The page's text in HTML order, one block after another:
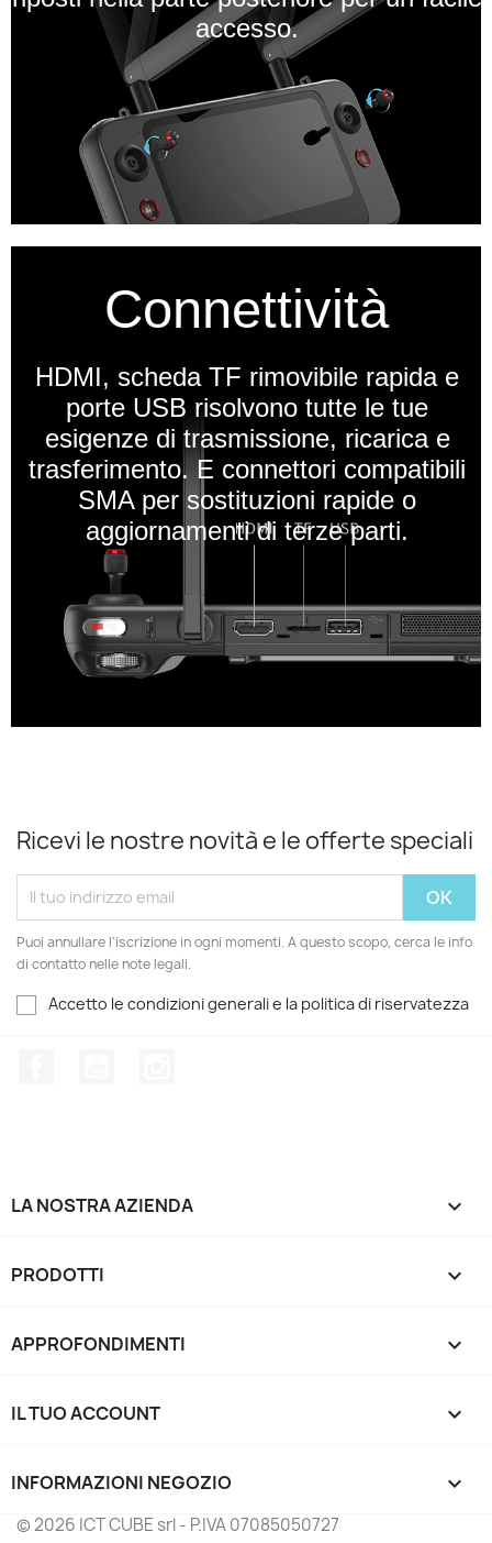
accesso.
Connettività
HDMI, scheda TF rimovibile rapida e
porte USB risolvono tutte le tue
esigenze di trasmissione, ricarica e
trasferimento. E connettori compatibili
SMA per sostituzioni rapide o
aggiornamenti di terze parti.
Ricevi le nostre novità e le offerte speciali
Puoi annullare l'iscrizione in ogni momenti. A questo scopo, cerca le info
di contatto nelle note legali.
Accetto le condizioni generali e la politica di riservatezza
LA NOSTRA AZIENDA 
PRODOTTI 
APPROFONDIMENTI 
IL TUO ACCOUNT 
INFORMAZIONI NEGOZIO keyboard_arrow_down
© 2026 ICT CUBE srl - P.IVA 07085050727